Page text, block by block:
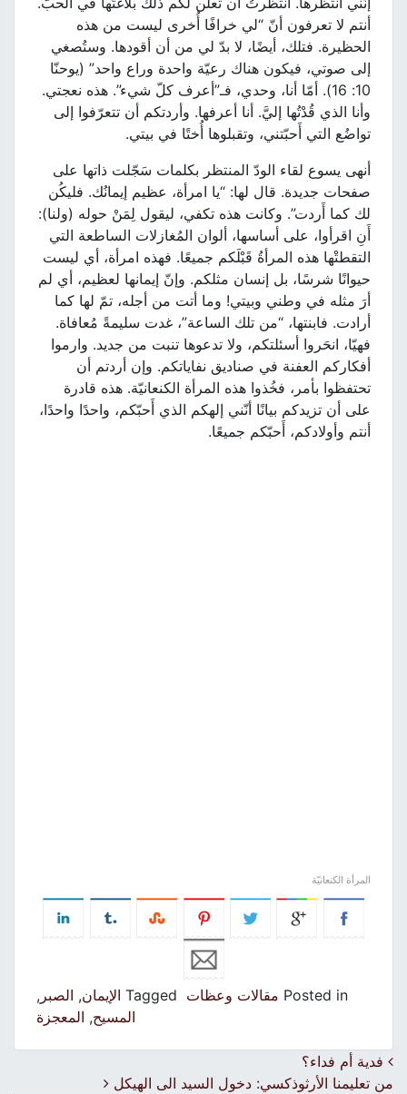
أنتم لا تعرفون أنّ “لي خرافًا أُخرى ليست من هذه
الحظيرة. فتلك، أيضًا، لا بدّ لي من أن أقودها. وستُصغي
إلى صوتي، فيكون هناك رعيّة واحدة وراع واحد” (يوحنّا
10: 16). أمّا أنا، وحدي، فـ”أعرف كلّ شيء”. هذه نعجتي.
وأنا الذي قُدْتُها إليَّ. أنا أعرفها. وأردتكم أن تتعرّفوا إلى
تواضُع التي أَحبّتني، وتقبلوها أُختًا في بيتي.
أنهى يسوع لقاء الودّ المنتظر بكلمات سَجّلت ذاتها على
صفحات جديدة. قال لها: “يا امرأة، عظيم إيمانُك. فليكُن
لك كما أَردت”. وكانت هذه تكفي، ليقول لِمَنْ حوله (ولنا):
أَنِ اقرأوا، على أساسها، ألوان المُغازلات الساطعة التي
التقطتْها هذه المرأةُ قَبْلَكم جميعًا. فهذه امرأة، أي ليست
حيوانًا شرسًا، بل إنسان مثلكم. وإنّ إيمانها لعظيم، أي لم
أرَ مثله في وطني وبيتي! وما أتت من أجله، تمّ لها كما
أرادت. فابنتها، “من تلك الساعة”، غدت سليمةً مُعافاة.
فهيّا، انحَروا أسئلتكم، ولا تدعوها تنبت من جديد. وارموا
أفكاركم العفنة في صناديق نفاياتكم. وإن أردتم أن
تحتفظوا بأمر، فخُذوا هذه المرأة الكنعانيّة. هذه قادرة
على أن تزيدكم بيانًا أنّني إلهكم الذي أَحبّكم، واحدًا واحدًا،
أنتم وأولادكم، أَحبّكم جميعًا.
المرأة الكنعانيّة
Posted in مقالات وعظات Tagged الإيمان,الصبر,
المسيح,المعجزة
Post navigation
فدية أم فداء؟
من تعليمنا الأرثوذكسي: دخول السيد الى الهيكل